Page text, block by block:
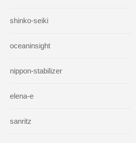
shinko-seiki
oceaninsight
nippon-stabilizer
elena-e
sanritz